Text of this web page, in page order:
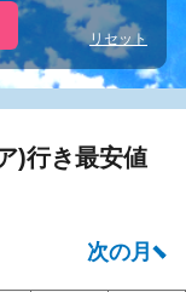
リセット
)行き最安値